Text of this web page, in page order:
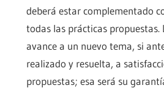
deberá estar complementado
todas las prácticas propuestas.
avance a un nuevo tema, si
realizado y resuelta, a
propuestas; esa será su